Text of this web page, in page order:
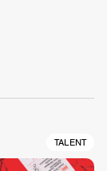
TALENT